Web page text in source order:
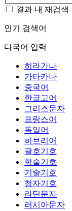
결과 내 재검색
인기 검색어
다국어 입력
히라가나
가타카나
중국어
한글고어
그리스문자
프랑스어
독일어
히브리어
괄호기호
학술기호
기술기호
첨자기호
라틴문자
러시아문자